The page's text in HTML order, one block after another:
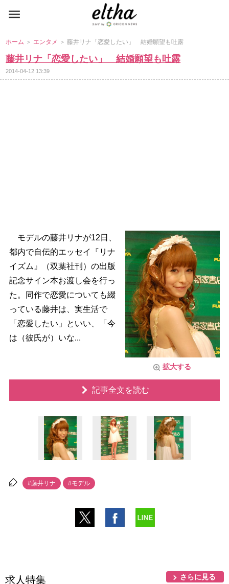
ホーム ＞ エンタメ ＞ 藤井リナ「恋愛したい」 結婚願望も吐露
藤井リナ「恋愛したい」 結婚願望も吐露
2014-04-12 13:39
拡大する
モデルの藤井リナが12日、
都内で自伝的エッセイ『リナ
イズム』（双葉社刊）の出版
記念サイン本お渡し会を行っ
た。同作で恋愛についても綴
っている藤井は、実生活で
「恋愛したい」といい、「今
は（彼氏が）いな...
記事全文を読む
#藤井リナ #モデル
求人特集 さらに見る